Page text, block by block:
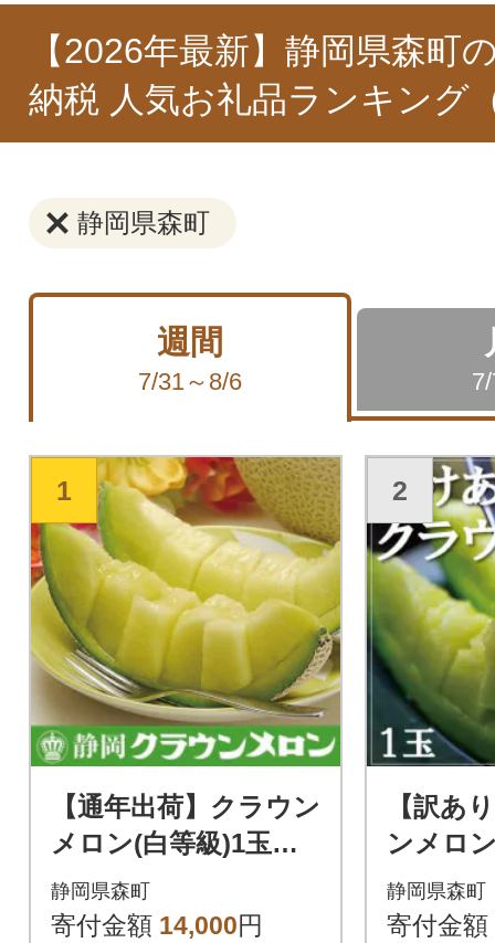
【2026年最新】静岡県森町
納税 人気お礼品ランキング
静岡県森町
週間
7/31～8/6
1
【通年出荷】クラウン
メロン(白等級)1玉
ギフト箱入り【森町S
F】
静岡県森町
寄付金額 14,000円
2
【訳あ
ンメロ
家庭用
F】
静岡県森町
寄付金額